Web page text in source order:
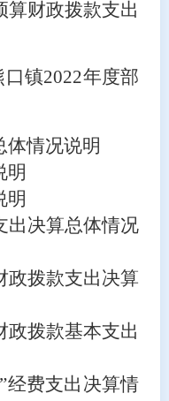
算财政拨款支出
口镇2022年度部
体情况说明
明
明
出决算总体情况
政拨款支出决算
政拨款基本支出
经费支出决算情